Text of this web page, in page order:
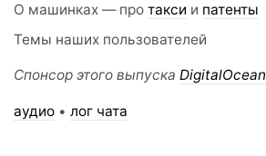
О машинках — про такси и патенты
Темы наших пользователей
Спонсор этого выпуска DigitalOcean
аудио • лог чата